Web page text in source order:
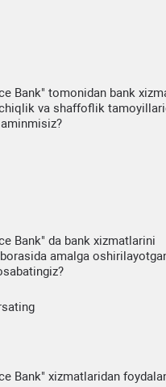
Bank" tomonidan bank
va shaffoflik
Bank" da bank xizmatlarini
amalga
Bank" xizmatlaridan